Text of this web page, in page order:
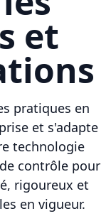
et
pratiques en
et s'adapte
technologie
contrôle pour
rigoureux et
en vigueur.